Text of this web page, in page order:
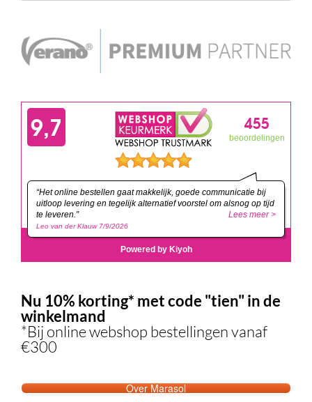
Nu 10% korting* met code "tien" in de
winkelmand
*Bij online webshop bestellingen vanaf
€300
Over Marasol